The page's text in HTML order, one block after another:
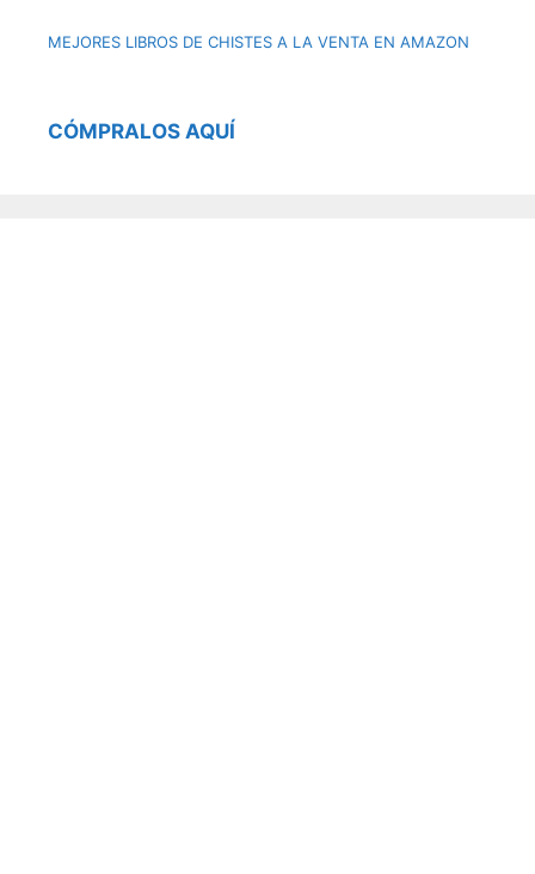
MEJORES LIBROS DE CHISTES A LA VENTA EN AMAZON
CÓMPRALOS AQUÍ